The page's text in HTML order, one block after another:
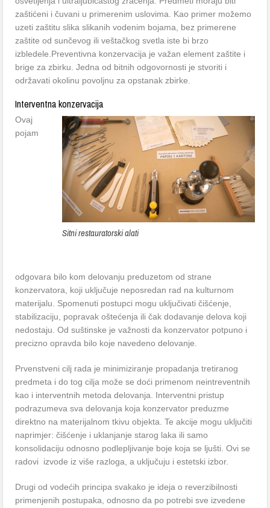
zaštićeni i čuvani u primerenim uslovima. Kao primer možemo
uzeti zaštitu slika slikanih vodenim bojama, bez primerene
zaštite od sunčevog ili veštačkog svetla iste bi brzo
izbledele.Preventivna konzervacija je važan element zaštite i
brige za zbirku. Jedna od bitnih odgovornosti je stvoriti i
održavati okolinu povoljnu za opstanak zbirke.
Interventna konzervacija
Sitni restauratorski alati
Ovaj
pojam
odgovara bilo kom delovanju preduzetom od strane
konzervatora, koji uključuje neposredan rad na kulturnom
materijalu. Spomenuti postupci mogu uključivati čišćenje,
stabilizaciju, popravak oštećenja ili čak dodavanje delova koji
nedostaju. Od suštinske je važnosti da konzervator potpuno i
precizno opravda bilo koje navedeno delovanje.
Prvenstveni cilj rada je minimiziranje propadanja tretiranog
predmeta i do tog cilja može se doći primenom neintreventnih
kao i interventnih metoda delovanja. Interventni pristup
podrazumeva sva delovanja koja konzervator preduzme
direktno na materijalnom tkivu objekta. Te akcije mogu uključiti
naprimjer: čišćenje i uklanjanje starog laka ili samo
konsolidaciju odnosno podlepljivanje boje koja se ljušti. Ovi se
radovi izvode iz više razloga, a uključuju i estetski izbor.
Drugi od vodećih principa svakako je ideja o reverzibilnosti
primenjenih postupaka, odnosno da po potrebi sve izvedene